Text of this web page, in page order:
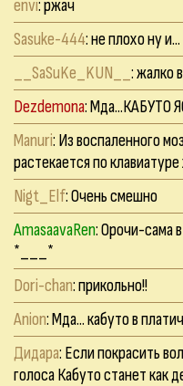
envi: ржач
Sasuke-444: не плохо ну
__SaSuKe_KUN__ : жалко
Dezdemona: Мда...КАБУТО
Manuri: Из воспаленного
растекается по
Nigt_Elf: Очень смешно
AmasaavaRen: Орочи-сама
*___*
Dori-chan: прикольно!!
Anion: Мда... кабуто в
Дидара: Если покрасить
голоса Кабуто станет как